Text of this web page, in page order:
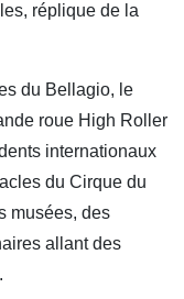
réplique de la
du Bellagio, le
roue High Roller
internationaux
du Cirque du
musées, des
allant des